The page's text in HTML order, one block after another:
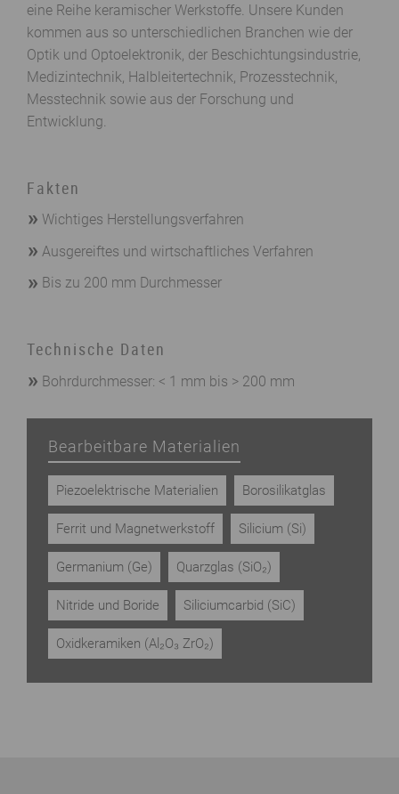
eine Reihe keramischer Werkstoffe. Unsere Kunden
kommen aus so unterschiedlichen Branchen wie der
Optik und Optoelektronik, der Beschichtungsindustrie,
Medizintechnik, Halbleitertechnik, Prozesstechnik,
Messtechnik sowie aus der Forschung und
Entwicklung.
Fakten
Wichtiges Herstellungsverfahren
Ausgereiftes und wirtschaftliches Verfahren
Bis zu 200 mm Durchmesser
Technische Daten
Bohrdurchmesser: < 1 mm bis > 200 mm
Bearbeitbare Materialien
Piezoelektrische Materialien Borosilikatglas
Ferrit und Magnetwerkstoff Silicium (Si)
Germanium (Ge) Quarzglas (SiO₂)
Nitride und Boride Siliciumcarbid (SiC)
Oxidkeramiken (Al₂O₃ ZrO₂)